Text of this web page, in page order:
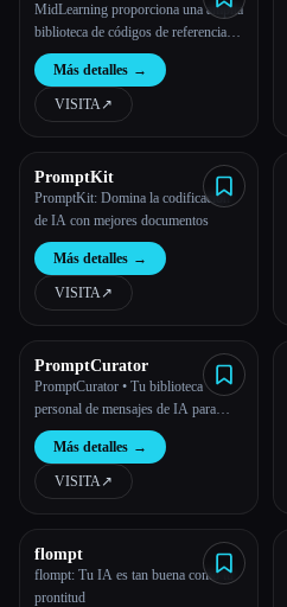
MidLearning proporciona una amplia
biblioteca de códigos de referencia de
estilo (códigos sref) e indicaciones
para mejorar la creación de imágenes
mediante IA con Midjourney.
Más detalles →
VISITA↗︎
PromptKit
PromptKit: Domina la codificación
de IA con mejores documentos
Más detalles →
VISITA↗︎
PromptCurator
PromptCurator • Tu biblioteca
personal de mensajes de IA para
macOS
Más detalles →
VISITA↗︎
flompt
flompt: Tu IA es tan buena como tu
prontitud